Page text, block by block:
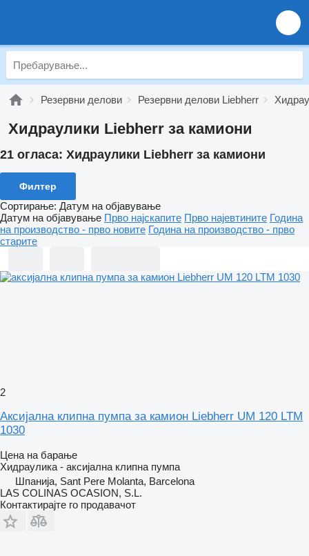
Резервни делови Резервни делови Liebherr
Хидраулики Liebherr за камиони
21 огласа: Хидраулики Liebherr за камиони
Филтер
Сортирање: Датум на објавување
Датум на објавување Прво најскапите Прво најевтините Година
на производство - прво новите Година на производство - прво
старите
2
Аксијална клипна пумпа за камион Liebherr UM 120 LTM
1030
Цена на барање
Хидраулика - аксијална клипна пумпа
Шпанија, Sant Pere Molanta, Barcelona
LAS COLINAS OCASION, S.L.
Контактирајте го продавачот